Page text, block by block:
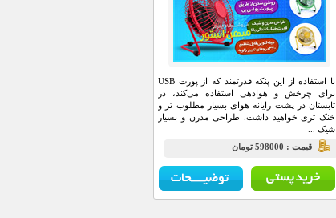
با استفاده از این پنکه قدرتمند که از پورت USB
برای چرخش و هوادهی استفاده می‌کند، در
تابستان در پشت رایانه هوای بسیار مطلوب تر و
خنک تری خواهید داشت. طراحی مدرن و بسیار
شیک ...
قيمت : 598000 تومان